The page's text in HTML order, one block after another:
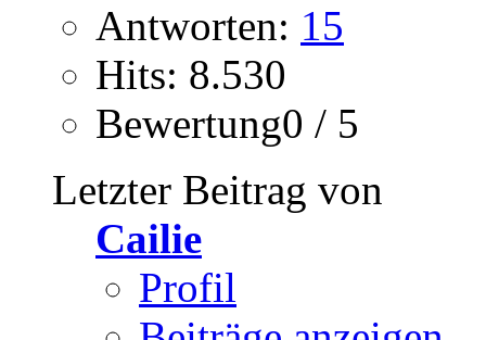
Antworten: 15
Hits: 8.530
Bewertung0 / 5
Letzter Beitrag von
Cailie
Profil